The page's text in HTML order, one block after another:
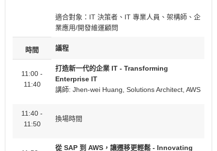
適合對象：IT 決策者、IT 專業人員、架構師、企
業應用/開發維運顧問
時間 議程
11:00 -
11:40
打造新一代的企業 IT - Transforming
Enterprise IT
講師: Jhen-wei Huang, Solutions Architect, AWS
11:40 -
11:50
換場時間
從 SAP 到 AWS，讓遷移更輕鬆 - Innovating